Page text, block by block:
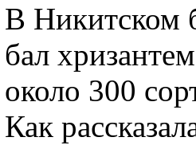
В Никитском
бал
около 300
Как